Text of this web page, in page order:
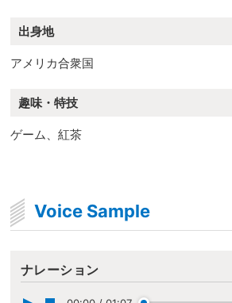
出身地
アメリカ合衆国
趣味・特技
ゲーム、紅茶
Voice Sample
ナレーション